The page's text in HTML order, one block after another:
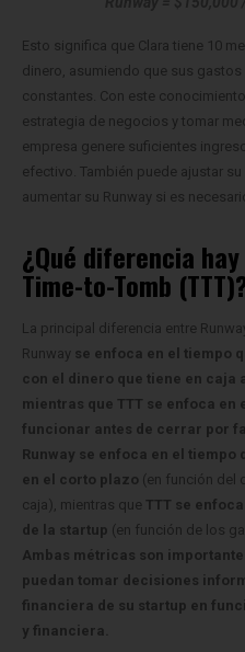
Esto significa que Clara tiene 10
dinero, asumiendo que sus
constantes. Con este
estrategia de negocios y tomar
empresa genere suficientes
efectivo. También puede ajustar
aumentar su Runway si es
¿Qué diferencia hay
Time-to-Tomb
La principal diferencia entre
Runway se enfoca en el tiempo
con el dinero que tiene en caja
mientras que TTT se enfoca en
funcionar antes de cerrar por
Runway se enfoca en el
en el corto plazo (en función del
caja), mientras que TTT se
de la startup (en función de los
Ambas métricas son
puedan tomar decisiones
financiera de su startup en
y financiera.